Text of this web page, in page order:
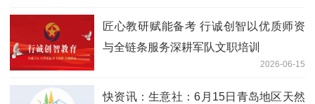
匠心教研赋能备考 行诚创智以优质师资
与全链条服务深耕军队文职培训
2026-06-15
快资讯：生意社：6月15日青岛地区天然